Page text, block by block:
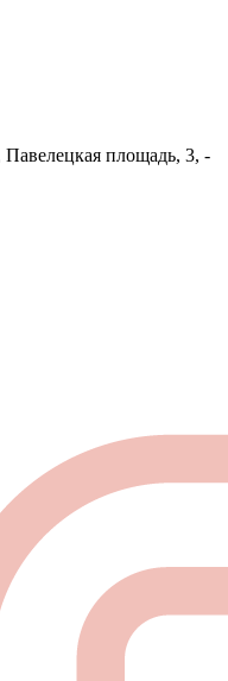
площадь, 3, -